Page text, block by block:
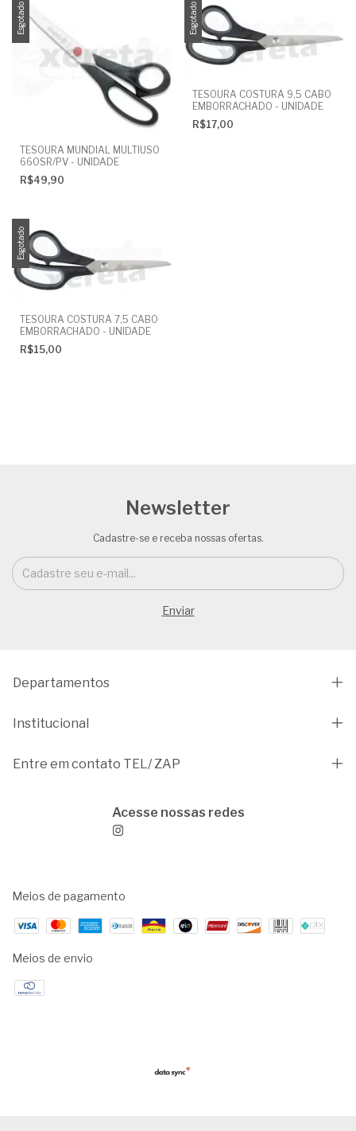
Esgotado
TESOURA MUNDIAL MULTIUSO
660SR/PV - UNIDADE
R$49,90
Esgotado
TESOURA COSTURA 9,5 CABO
EMBORRACHADO - UNIDADE
R$17,00
Esgotado
TESOURA COSTURA 7,5 CABO
EMBORRACHADO - UNIDADE
R$15,00
Newsletter
Cadastre-se e receba nossas ofertas.
Departamentos
Institucional
Entre em contato TEL/ ZAP
Meios de pagamento
Meios de envio